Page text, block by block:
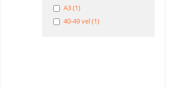
A3 (1)
40-49 vel (1)